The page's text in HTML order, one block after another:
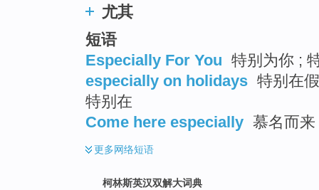
尤其
短语
Especially For You 特别为你 ;
especially on holidays 特别在
特别在
Come here especially 慕名而来
更多网络短语
柯林斯英汉双解大词典